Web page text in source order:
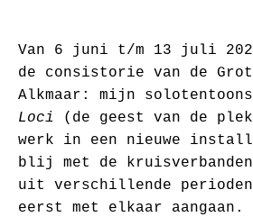
Van 6 juni t/m 13 juli
de consistorie van de
Alkmaar: mijn
Loci
(de geest van de
werk in een nieuwe
blij met de
uit verschillende
eerst met elkaar aangaan.